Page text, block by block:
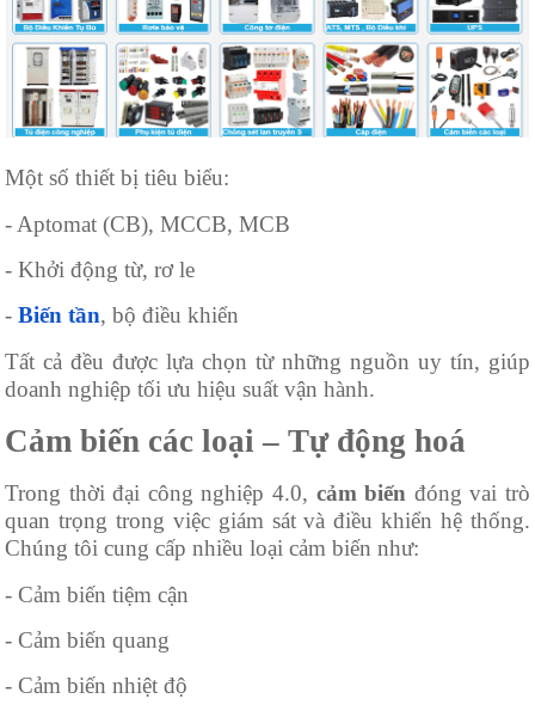
Một số thiết bị tiêu biểu:
- Aptomat (CB), MCCB, MCB
- Khởi động từ, rơ le
-Biến tần, bộ điều khiển
Tất cả đều được lựa chọn từ những nguồn uy tín, giúp
doanh nghiệp tối ưu hiệu suất vận hành.
Cảm biến các loại – Tự động hoá
Trong thời đại công nghiệp 4.0, cảm biến đóng vai trò
quan trọng trong việc giám sát và điều khiển hệ thống.
Chúng tôi cung cấp nhiều loại cảm biến như:
- Cảm biến tiệm cận
- Cảm biến quang
- Cảm biến nhiệt độ